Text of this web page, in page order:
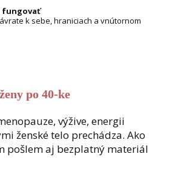
fungovať
k sebe, hraniciach a vnútornom
po 40-ke
výžive, energii
ženské telo prechádza. Ako
pošlem aj bezplatný materiál